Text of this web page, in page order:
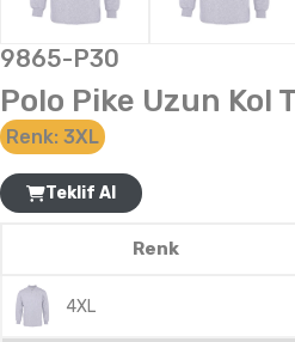
9865-P30
Polo Pike Uzun Kol
Renk: 3XL
Teklif Al
Renk
4XL